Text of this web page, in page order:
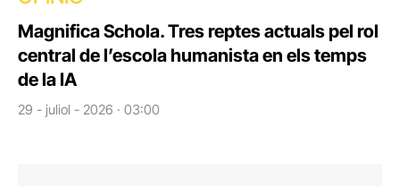
Magnifica Schola. Tres reptes actuals pel rol
central de l’escola humanista en els temps
de la IA
29 - juliol - 2026 · 03:00